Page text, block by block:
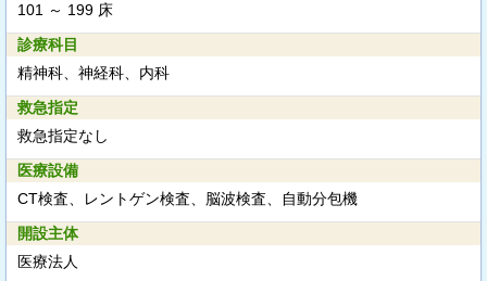
101 ～ 199 床
診療科目
精神科、神経科、内科
救急指定
救急指定なし
医療設備
CT検査、レントゲン検査、脳波検査、自動分包機
開設主体
医療法人